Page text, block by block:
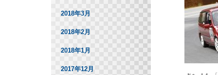
2018年3月
2018年2月
2018年1月
2017年12月